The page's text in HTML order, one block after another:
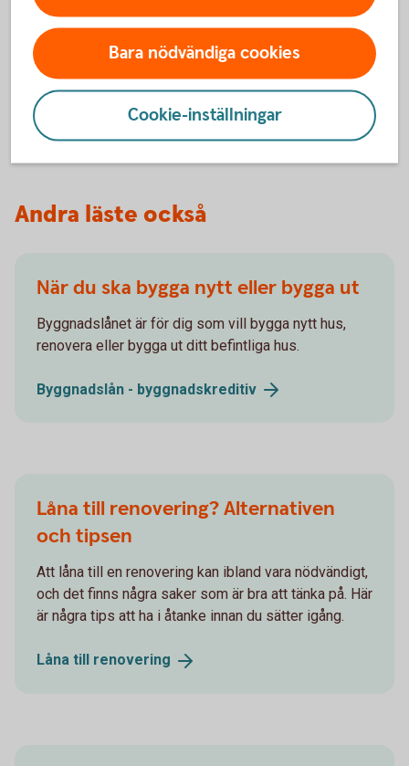
tillsammans medhantverkaravtal
Blanketten för tilläggsarbete att använda
Konsumentverkets informationssida om att
bygghantverkare
Andra läste också
När du ska bygga nytt eller bygga ut
Byggnadslånet är för dig som vill bygga nytt hus,
renovera eller bygga ut ditt befintliga hus.
Byggnadslån - byggnadskreditiv
Låna till renovering? Alternativen
och tipsen
Att låna till en renovering kan ibland vara nödvändigt,
och det finns några saker som är bra att tänka på. Här
är några tips att ha i åtanke innan du sätter igång.
Låna till renovering
Bara nödvändiga cookies
Cookie-inställningar